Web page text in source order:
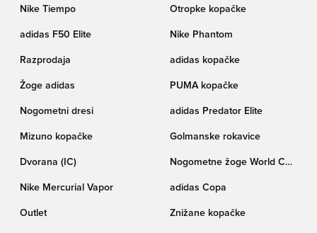
Nike Tiempo Otropke kopačke
adidas F50 Elite Nike Phantom
Razprodaja adidas kopačke
Žoge adidas PUMA kopačke
Nogometni dresi adidas Predator Elite
Mizuno kopačke Golmanske rokavice
Dvorana (IC)
Nogometne žoge World Cup
Nike Mercurial Vapor
adidas Copa
Outlet Znižane kopačke